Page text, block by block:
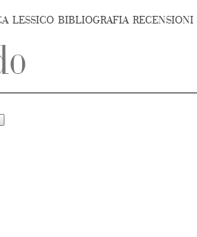
LESSICO BIBLIOGRAFIA RECENSIONI